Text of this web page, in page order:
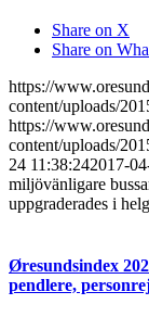
Share on X
Share on
https://
content/uploads/
https://
content/uploads/
24 11:38:242017-
miljövänligare
uppgraderades i
Øresundsindex
pendlere,